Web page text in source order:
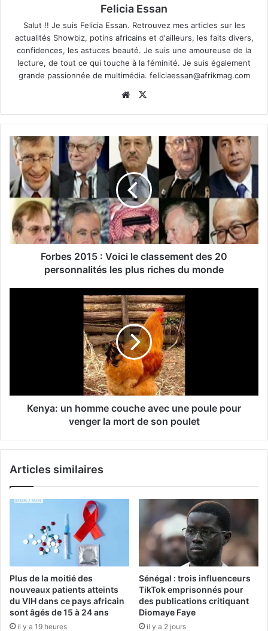
Felicia Essan
Salut !! Je suis Felicia Essan. Retrouvez mes articles sur les
actualités Showbiz, potins africains et d'ailleurs, les faits divers,
confidences, les astuces beauté. Je suis une amoureuse de la
lecture, de tout ce qui touche à la féminité. Je suis également
grande passionnée de multimédia. feliciaessan@afrikmag.com
Website
Forbes 2015 : Voici le classement des 20
personnalités les plus riches du monde
Kenya: un homme couche avec une poule pour
venger la mort de son poulet
Articles similaires
Plus de la moitié des
nouveaux patients atteints
du VIH dans ce pays africain
sont âgés de 15 à 24 ans
il y a 19 heures
Sénégal : trois influenceurs
TikTok emprisonnés pour
des publications critiquant
Diomaye Faye
il y a 2 jours